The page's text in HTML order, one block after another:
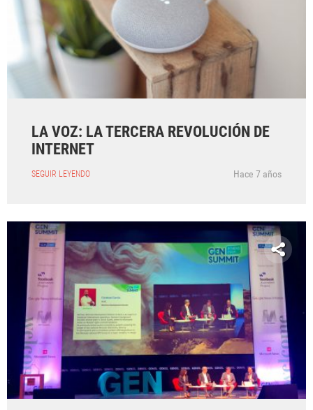
LA VOZ: LA TERCERA REVOLUCIÓN DE
INTERNET
SEGUIR LEYENDO Hace 7 años